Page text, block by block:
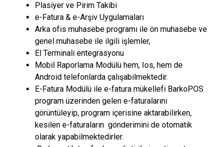
Plasiyer ve Pirim Takibi
e-Fatura & e-Arşiv Uygulamaları
Arka ofis muhasebe programı ile ön muhasebe ve
genel muhasebe ile ilgili işlemler,
El Terminali entegrasyonu
Mobil Raporlama Modülü hem, Ios, hem de
Android telefonlarda çalışabilmektedir.
E-Fatura Modülü ile e-fatura mükellefi BarkoPOS
program üzerinden gelen e-faturalarını
görüntüleyip, program içerisine aktarabilirken,
kesilen e-faturaların gönderimini de otomatik
olarak yapabilmektedirler.